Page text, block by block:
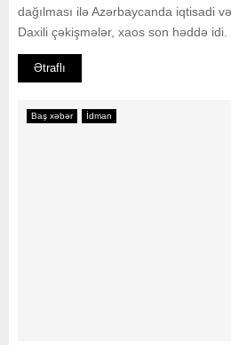
dağılması ilə Azərbaycanda iqtisadi
Daxili çəkişmələr, xaos son həddə idi.
Ətraflı
Baş xəbər İdman